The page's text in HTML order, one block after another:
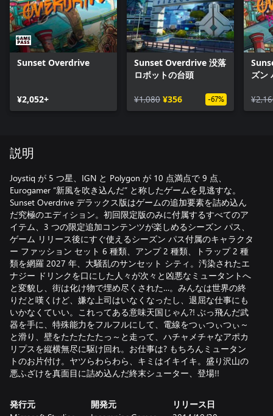
Sunset Overdrive
¥2,052+
Sunset Overdrive 没落
ロボットの台頭
¥1,080 ¥356 -67%
ズン
説明
Joystiq が 5 つ星、IGN と Polygon が 10 点満点で 9 点、
Eurogamer “新風を吹き込んだ” と称したゲームを見逃すな。
Sunset Overdrive デラックス版はゲームの追加要素を詰め込ん
だ究極のエディション。初回限定版のみに付属するすべてのア
イテム、3 つの限定追加コンテンツが楽しめるシーズン パス、
ゲーム リリース後にすぐ使えるシーズン パス付属のキャラクタ
ー ファッション セット 6 種類、アンプ 2 種類、トラップ 2 種
類を網羅 2027 年、大騒乱のサンセット シティ。汚染されたエ
ナジー ドリンクを口にした人々が次々と凶悪なミュータントへ
と変貌し、街は化け物で埋め尽くされた…。みんなは世界の終
りだと嘆くけど、嫌な上司はいなくなったし、退屈な仕事にも
いかなくていい。これってある意味天国じゃん?! ぶっ飛んだ武
器を手に、特殊能力をフルフルにして、電線をつぃつぃつぃ～
と滑り、壁をたたたたたっ～と走って、ハチャメチャなアポカ
リプスを縦横無尽に駆け回れ。お仕事は? もちろんミュータン
トのお片付け。ヤツらわらわら、キミはイキイキ。盛り沢山の
悪ふざけを真面目に詰め込んだ終末シューター、登場!!
発行元 開発元 リリース日